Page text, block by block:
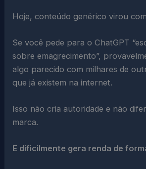
Hoje, conteúdo genérico virou
Se você pede para o ChatGPT
sobre emagrecimento”,
algo parecido com milhares de
que já existem na internet.
Isso não cria autoridade e não
marca.
E dificilmente gera renda de